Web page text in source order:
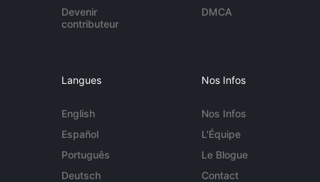
Devenir
contributeur
DMCA
Langues
English
Español
Português
Deutsch
Nos Infos
Nos Infos
L'Équipe
Le Blogue
Contact